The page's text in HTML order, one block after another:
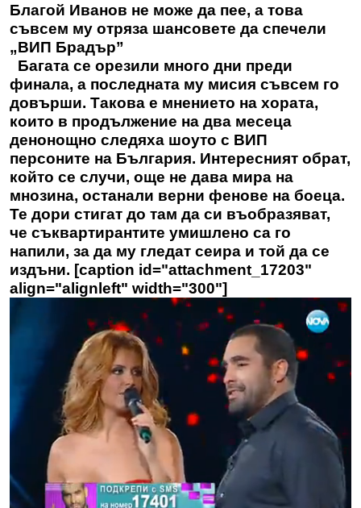
Благой Иванов не може да пее, а това
съвсем му отряза шансовете да спечели
„ВИП Брадър”
Багата се орезили много дни преди
финала, а последната му мисия съвсем го
довърши. Такова е мнението на хората,
които в продължение на два месеца
денонощно следяха шоуто с ВИП
персоните на България. Интересният обрат,
който се случи, още не дава мира на
мнозина, останали верни фенове на боеца.
Те дори стигат до там да си въобразяват,
че съквартирантите умишлено са го
напили, за да му гледат сеира и той да се
издъни. [caption id="attachment_17203"
align="alignleft" width="300"]